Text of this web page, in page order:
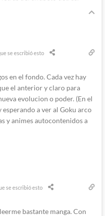
se escribió esto
en el fondo. Cada vez hay
el anterior y claro para
evolucion o poder. (En el
a ver al Goku arco
y animes autocontenidos a
se escribió esto
bastante manga. Con